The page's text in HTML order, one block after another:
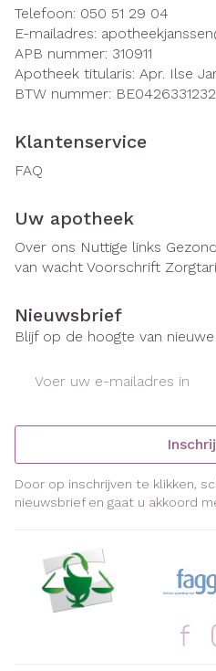
Telefoon: 050 51 29 04
E-mailadres:
APB nummer: 310911
Apotheek titularis: Apr. Ilse
BTW nummer: BE0426331232
Klantenservice
FAQ
Uw apotheek
Over ons Nuttige links
van wacht Voorschrift
Nieuwsbrief
Blijf op de hoogte van
Door op inschrijven te klikken,
nieuwsbrief en gaat u akkoord